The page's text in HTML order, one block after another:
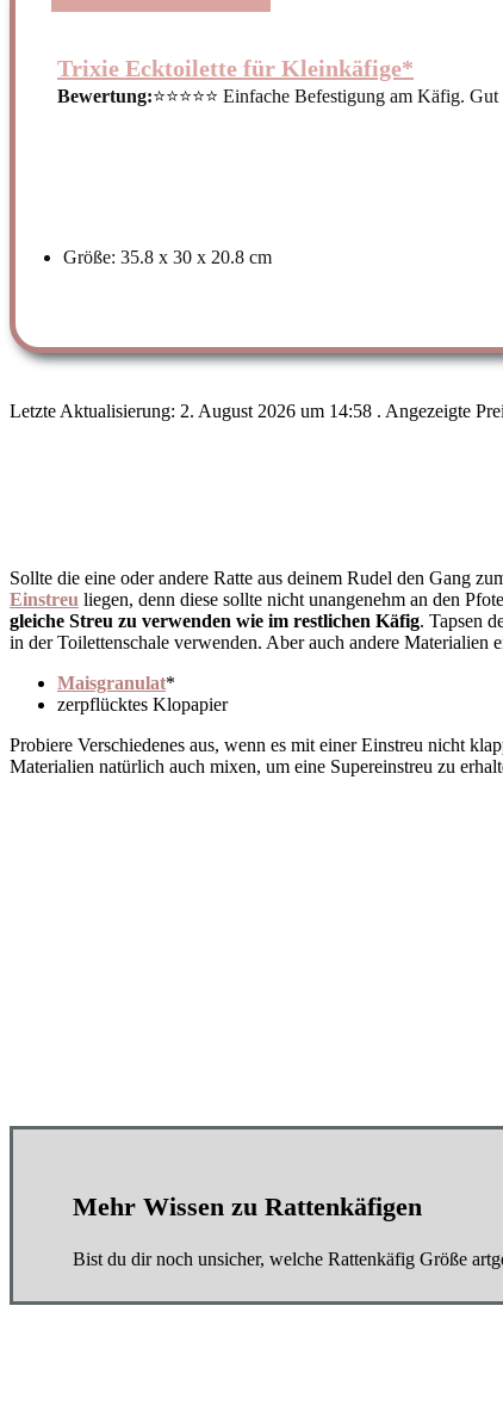
Trixie Ecktoilette für Kleinkäfige*
Bewertung:⭐⭐⭐⭐⭐ Einfache Befestigung am Käfig.
Größe: 35.8 x 30 x 20.8 cm
Letzte Aktualisierung: 2. August 2026 um 14:58 . Angezeigte
Sollte die eine oder andere Ratte aus deinem Rudel den Gang
Einstreu liegen, denn diese sollte nicht unangenehm an den
gleiche Streu zu verwenden wie im restlichen Käfig. Tapsen
in der Toilettenschale verwenden. Aber auch andere Materialien
Maisgranulat*
zerpflücktes Klopapier
Probiere Verschiedenes aus, wenn es mit einer Einstreu nicht
Materialien natürlich auch mixen, um eine Supereinstreu zu
Mehr Wissen zu Rattenkäfigen
Bist du dir noch unsicher, welche Rattenkäfig Größe